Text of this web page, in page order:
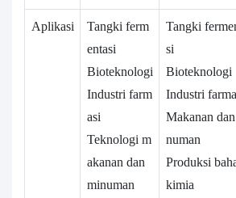
Aplikasi
Tangki ferm
entasi
Bioteknologi
Industri farm
asi
Teknologi m
akanan dan
minuman
Tangki
si
Bioteknologi
Industri
Makanan
numan
Produksi
kimia